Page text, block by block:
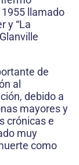
llamado
y “La
de
al
debido a
mayores y
crónicas e
muy
como